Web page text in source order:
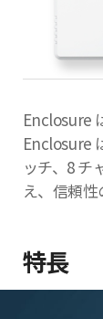
Enclosure
Enclosure
ッチ、8 チ
え、信頼性
特長